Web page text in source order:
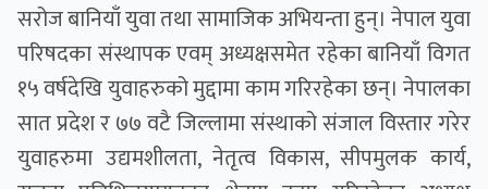
सरोज बानियाँ युवा तथा सामाजिक अभियन्ता हुन्। नेपाल युवा
परिषदका संस्थापक एवम् अध्यक्षसमेत रहेका बानियाँ विगत
१५ वर्षदेखि युवाहरुको मुद्दामा काम गरिरहेका छन्। नेपालका
सात प्रदेश र ७७ वटै जिल्लामा संस्थाको संजाल विस्तार गरेर
युवाहरुमा उद्यमशीलता, नेतृत्व विकास, सीपमुलक कार्य,